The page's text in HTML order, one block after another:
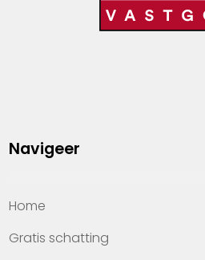
Navigeer
Home
Gratis schatting